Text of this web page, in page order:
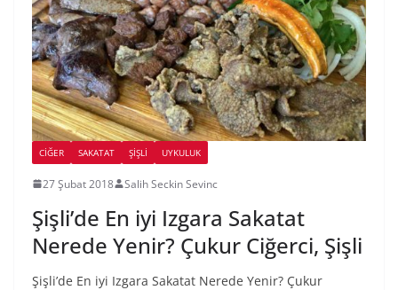
CIĞER SAKATAT ŞIŞLI UYKULUK
27 Şubat 2018 Salih Seckin Sevinc
Şişli’de En iyi Izgara Sakatat
Nerede Yenir? Çukur Ciğerci, Şişli
Şişli’de En iyi Izgara Sakatat Nerede Yenir? Çukur